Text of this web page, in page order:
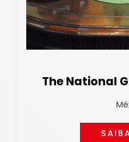
The National